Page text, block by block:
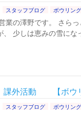
スタッフブログ ボウリング
業の澤野です。 さら
、 少しは恵みの雪に
課外活動 【ボウリ
スタッフブログ ボウリング